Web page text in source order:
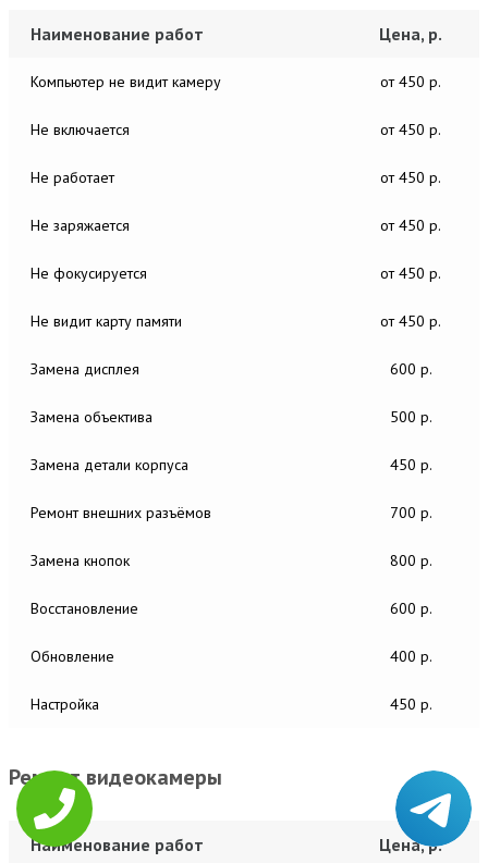
Наименование работ Цена, р.
Компьютер не видит камеру от 450 р.
Не включается от 450 р.
Не работает от 450 р.
Не заряжается от 450 р.
Не фокусируется от 450 р.
Не видит карту памяти от 450 р.
Замена дисплея 600 р.
Замена объектива 500 р.
Замена детали корпуса 450 р.
Ремонт внешних разъёмов 700 р.
Замена кнопок 800 р.
Восстановление 600 р.
Обновление 400 р.
Настройка 450 р.
Ремонт видеокамеры
Наименование работ Цена, р.